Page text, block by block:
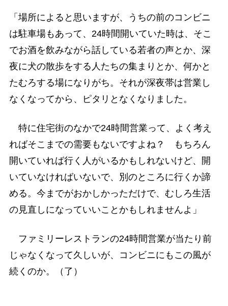
「場所によると思いますが、うちの前のコンビニ
は駐車場もあって、24時間開いていた時は、そこ
でお酒を飲みながら話している若者の声とか、深
夜に犬の散歩をする人たちの集まりとか、何かと
たむろする場になりがち。それが深夜帯は営業し
なくなってから、ピタリとなくなりました。
特に住宅街のなかで24時間営業って、よく考え
ればそこまでの需要もないですよね？ もちろん
開いていれば行く人がいるかもしれないけど、開
いていなければいないで、別のところに行くか諦
める。今までがおかしかっただけで、むしろ生活
の見直しになっていいことかもしれませんよ」
ファミリーレストランの24時間営業が当たり前
じゃなくなって久しいが、コンビニにもこの風が
続くのか。（了）